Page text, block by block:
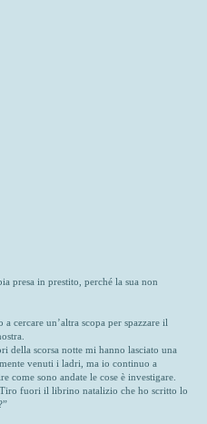
presa in prestito, perché la sua non
cercare un’altra scopa per spazzare il
della scorsa notte mi hanno lasciato una
venuti i ladri, ma io continuo a
come sono andate le cose è investigare.
fuori il librino natalizio che ho scritto lo